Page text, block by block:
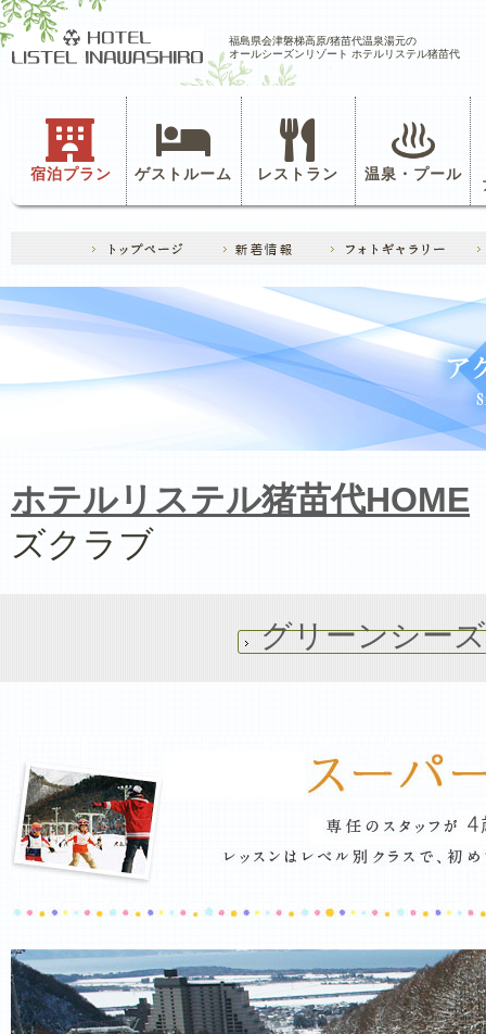
福島県会津磐梯高原/猪苗代温泉湯元の
オールシーズンリゾート ホテルリステル猪苗代
宿泊プラン ゲストルーム レストラン 温泉・プール
ホテルリステル猪苗代HOME
ズクラブ
グリーンシー